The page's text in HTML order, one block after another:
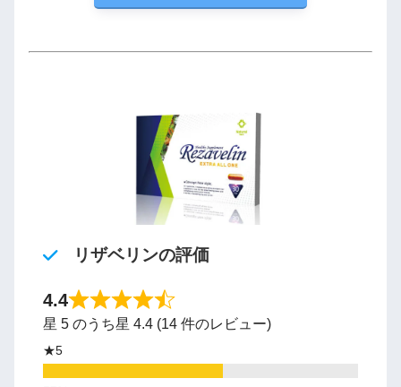
リザベリンの評価
4.4
星 5 のうち星 4.4 (14 件のレビュー)
★5